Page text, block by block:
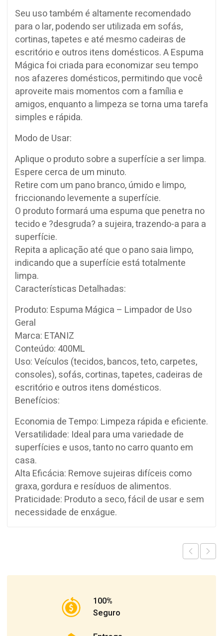
Seu uso também é altamente recomendado
para o lar, podendo ser utilizada em sofás,
cortinas, tapetes e até mesmo cadeiras de
escritório e outros itens domésticos. A Espuma
Mágica foi criada para economizar seu tempo
nos afazeres domésticos, permitindo que você
aproveite mais momentos com a família e
amigos, enquanto a limpeza se torna uma tarefa
simples e rápida.
Modo de Usar:
Aplique o produto sobre a superfície a ser limpa.
Espere cerca de um minuto.
Retire com um pano branco, úmido e limpo,
friccionando levemente a superfície.
O produto formará uma espuma que penetra no
tecido e ?desgruda? a sujeira, trazendo-a para a
superfície.
Repita a aplicação até que o pano saia limpo,
indicando que a superfície está totalmente
limpa.
Características Detalhadas:
Produto: Espuma Mágica – Limpador de Uso
Geral
Marca: ETANIZ
Conteúdo: 400ML
Uso: Veículos (tecidos, bancos, teto, carpetes,
consoles), sofás, cortinas, tapetes, cadeiras de
escritório e outros itens domésticos.
Benefícios:
Economia de Tempo: Limpeza rápida e eficiente.
Versatilidade: Ideal para uma variedade de
superfícies e usos, tanto no carro quanto em
casa.
Alta Eficácia: Remove sujeiras difíceis como
graxa, gordura e resíduos de alimentos.
Praticidade: Produto a seco, fácil de usar e sem
necessidade de enxágue.
100%
Seguro